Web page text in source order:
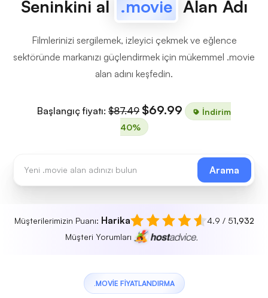
Seninkini al .movie Alan Adı
Filmlerinizi sergilemek, izleyici çekmek ve eğlence
sektöründe markanızı güçlendirmek için mükemmel .movie
alan adını keşfedin.
Başlangıç fiyatı: $87.49 $69.99
İndirim
40%
Arama
Müşterilerimizin Puanı: Harika 4.9 / 51,932
Müşteri Yorumları
.MOVIE FIYATLANDIRMA